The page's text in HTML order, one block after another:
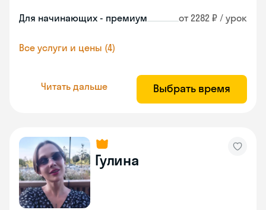
Для начинающих - премиум от 2282 ₽ / урок
Все услуги и цены (4)
Читать дальше Выбрать время
Гулина